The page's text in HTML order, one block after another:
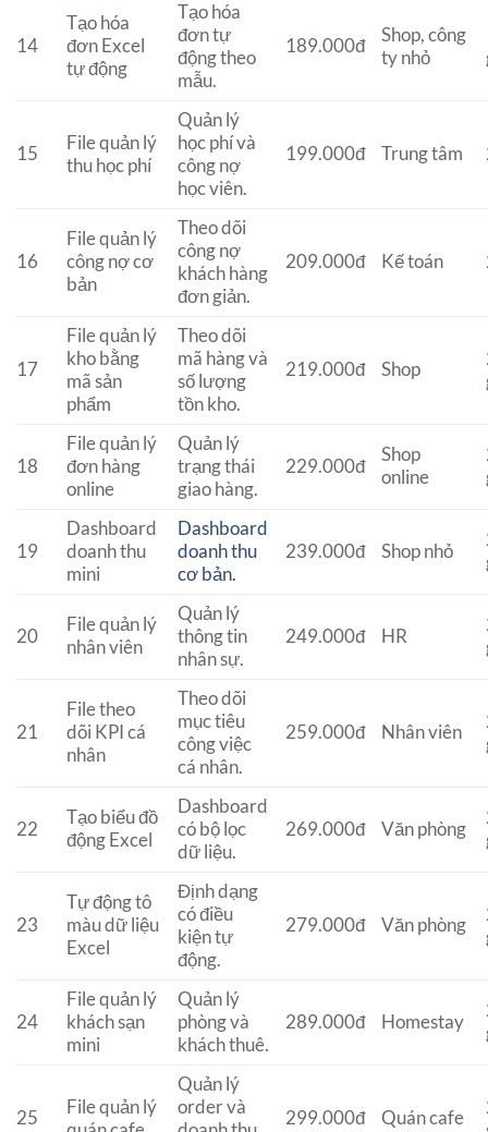
14
Tạo hóa
đơn Excel
tự động
Tạo hóa
đơn tự
động theo
mẫu.
189.000đ
Shop, công
ty nhỏ
15
File quản lý
thu học phí
Quản lý
học phí và
công nợ
học viên.
199.000đ Trung tâm
16
File quản lý
công nợ cơ
bản
Theo dõi
công nợ
khách hàng
đơn giản.
209.000đ Kế toán
17
File quản lý
kho bằng
mã sản
phẩm
Theo dõi
mã hàng và
số lượng
tồn kho.
219.000đ Shop
18
File quản lý
đơn hàng
online
Quản lý
trạng thái
giao hàng.
229.000đ
Shop
online
19
Dashboard
doanh thu
mini
Dashboard
doanh thu
cơ bản.
239.000đ Shop nhỏ
20
File quản lý
nhân viên
Quản lý
thông tin
nhân sự.
249.000đ HR
21
File theo
dõi KPI cá
nhân
Theo dõi
mục tiêu
công việc
cá nhân.
259.000đ Nhân viên
22
Tạo biểu đồ
động Excel
Dashboard
có bộ lọc
dữ liệu.
269.000đ Văn phòng
23
Tự động tô
màu dữ liệu
Excel
Định dạng
có điều
kiện tự
động.
279.000đ Văn phòng
24
File quản lý
khách sạn
mini
Quản lý
phòng và
khách thuê.
289.000đ Homestay
25
File quản lý
Quản lý
order và
299.000đ Quán cafe